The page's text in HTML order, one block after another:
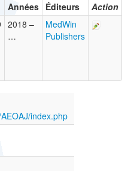
Années Éditeurs
Action
2018 –
…
MedWin
Publishers
index.php